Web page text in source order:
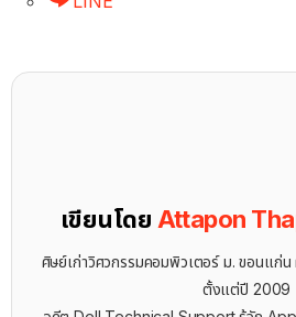
เขียนโดย Attapon
ศิษย์เก่าวิศวกรรมคอมพิวเตอร์ ม. ขอนแ
ตั้งแต่ปี 2009